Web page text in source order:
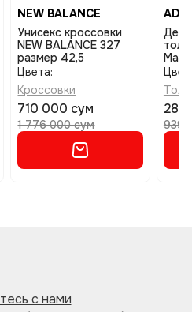
NEW BALANCE
Унисекс кроссовки
NEW BALANCE 327
размер 42,5
Цвета:
Кроссовки
710 000 сум
1 776 000 сум
282
939
с нами